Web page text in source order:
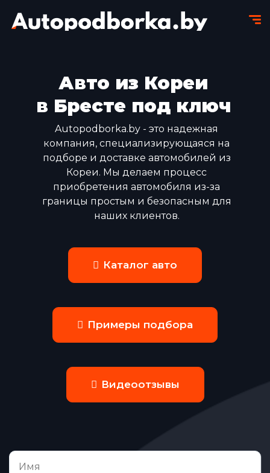
Авто из Кореи
в Бресте под ключ
Autopodborka.by - это надежная
компания, специализирующаяся на
подборе и доставке автомобилей из
Кореи. Мы делаем процесс
приобретения автомобиля из-за
границы простым и безопасным для
наших клиентов.
Каталог авто
Примеры подбора
Видеоотзывы